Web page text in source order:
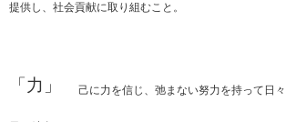
提供し、社会貢献に取り組むこと。
「力」 己に力を信じ、弛まない努力を持って日々